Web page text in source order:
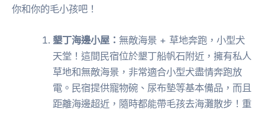
你和你的毛小孩吧！
墾丁海邊小屋： 無敵海景 + 草地奔跑，小型犬
天堂！這間民宿位於墾丁船帆石附近，擁有私人
草地和無敵海景，非常適合小型犬盡情奔跑放
電。民宿提供寵物碗、尿布墊等基本備品，而且
距離海邊超近，隨時都能帶毛孩去海灘散步！重